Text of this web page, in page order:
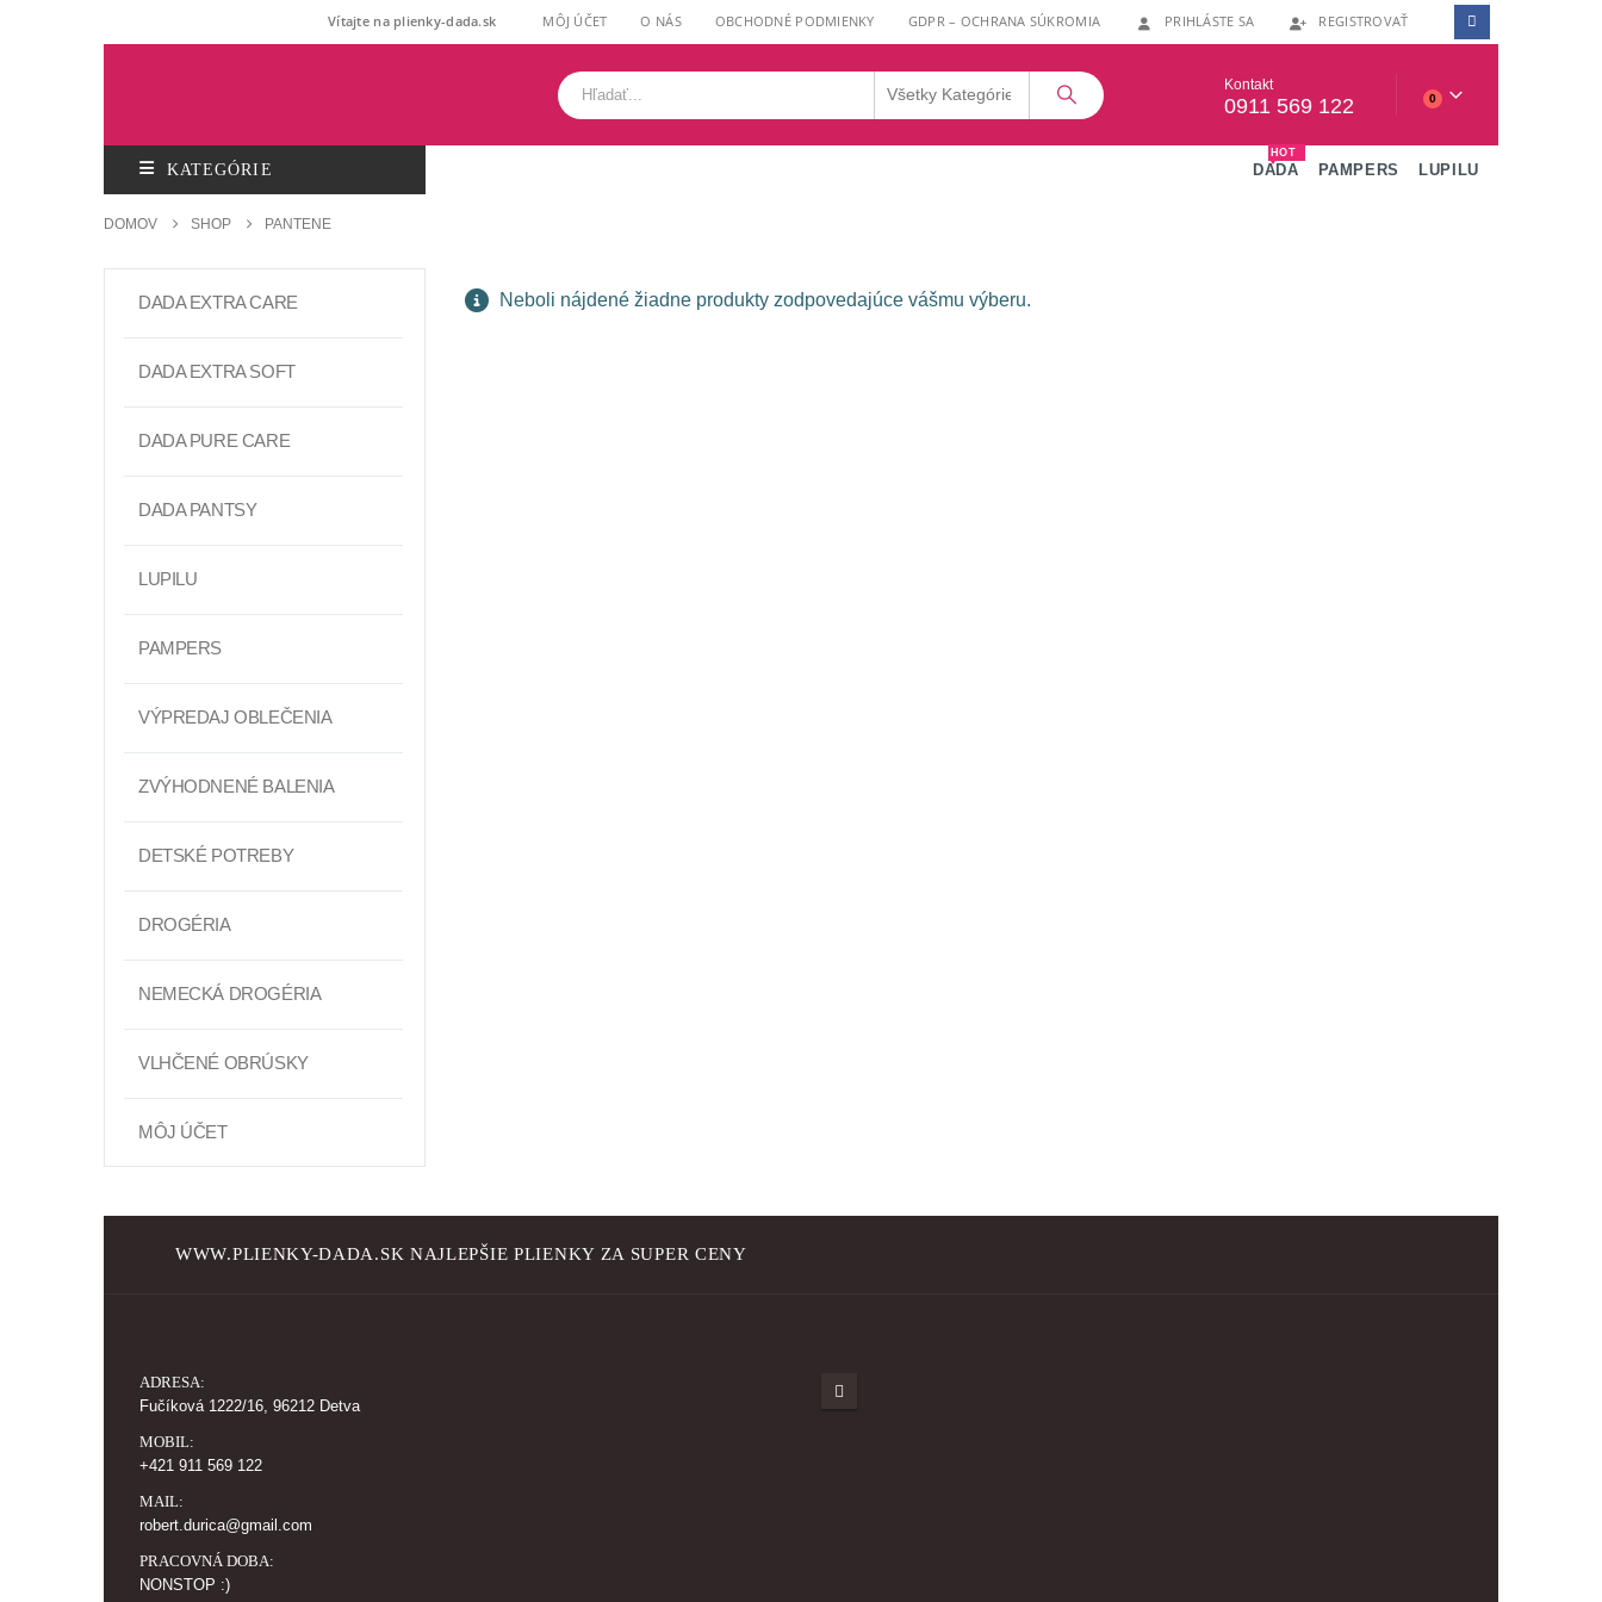
Vítajte na plienky-dada.sk MÔJ ÚČET O NÁS OBCHODNÉ PODMIENKY GDPR – OCHRANA SÚKROMIA PRIHLÁSTE SA REGISTROVAŤ
Kontakt
0911 569 122 0
KATEGÓRIE DADA
HOT
PAMPERS LUPILU
DOMOV SHOP PANTENE
Neboli nájdené žiadne produkty zodpovedajúce vášmu výberu.
DADA EXTRA CARE
DADA EXTRA SOFT
DADA PURE CARE
DADA PANTSY
LUPILU
PAMPERS
VÝPREDAJ OBLEČENIA
ZVÝHODNENÉ BALENIA
DETSKÉ POTREBY
DROGÉRIA
NEMECKÁ DROGÉRIA
VLHČENÉ OBRÚSKY
MÔJ ÚČET
WWW.PLIENKY-DADA.SK NAJLEPŠIE PLIENKY ZA SUPER CENY
ADRESA:
Fučíková 1222/16, 96212 Detva
MOBIL:
+421 911 569 122
MAIL:
robert.durica@gmail.com
PRACOVNÁ DOBA:
NONSTOP :)